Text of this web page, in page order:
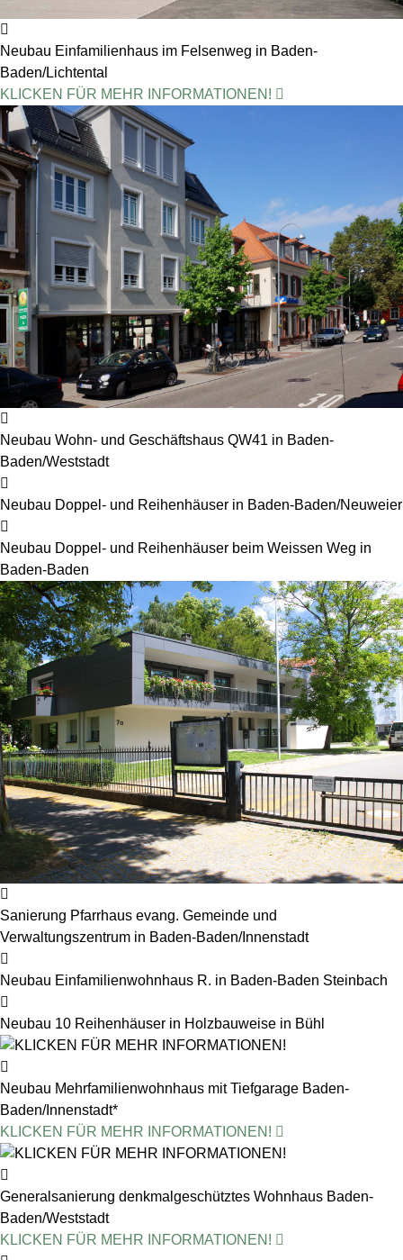
Neubau Einfamilienhaus im Felsenweg in Baden-
Baden/Lichtental
KLICKEN FÜR MEHR INFORMATIONEN!
Neubau Wohn- und Geschäftshaus QW41 in Baden-
Baden/Weststadt
Neubau Doppel- und Reihenhäuser in Baden-Baden/Neuweier
Neubau Doppel- und Reihenhäuser beim Weissen Weg in
Baden-Baden
Sanierung Pfarrhaus evang. Gemeinde und
Verwaltungszentrum in Baden-Baden/Innenstadt
Neubau Einfamilienwohnhaus R. in Baden-Baden Steinbach
Neubau 10 Reihenhäuser in Holzbauweise in Bühl
Neubau Mehrfamilienwohnhaus mit Tiefgarage Baden-
Baden/Innenstadt*
KLICKEN FÜR MEHR INFORMATIONEN!
Generalsanierung denkmalgeschütztes Wohnhaus Baden-
Baden/Weststadt
KLICKEN FÜR MEHR INFORMATIONEN!